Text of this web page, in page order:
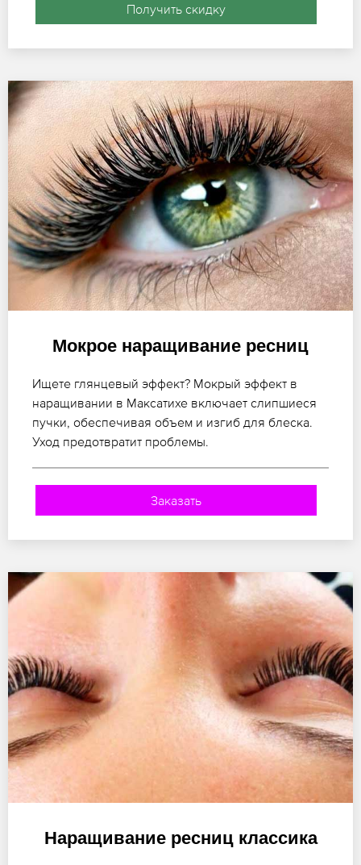
Получить скидку
Мокрое наращивание ресниц
Ищете глянцевый эффект? Мокрый эффект в
наращивании в Максатихе включает слипшиеся
пучки, обеспечивая объем и изгиб для блеска.
Уход предотвратит проблемы.
Заказать
Наращивание ресниц классика